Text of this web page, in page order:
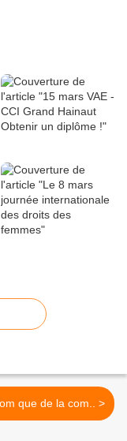
De la com que de la com.. >